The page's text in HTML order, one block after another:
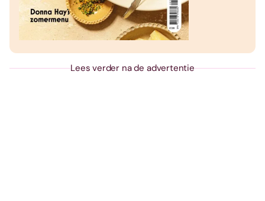
Lees verder na de advertentie